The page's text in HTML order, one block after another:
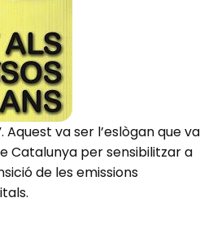
Aquest va ser l’eslògan que va
Catalunya per sensibilitzar a
de les emissions